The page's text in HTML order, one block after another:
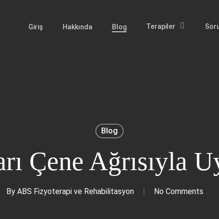
Giriş Hakkında Blog Terapiler
Blog
Çene Ağrısıyla
By ABS Fizyoterapi ve Rehabilitasyon No Comments